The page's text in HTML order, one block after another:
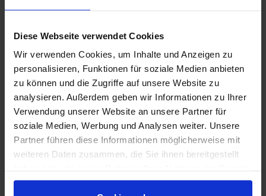
Diese Webseite verwendet Cookies
Wir verwenden Cookies, um Inhalte und Anzeigen zu
personalisieren, Funktionen für soziale Medien anbieten
zu können und die Zugriffe auf unsere Website zu
analysieren. Außerdem geben wir Informationen zu Ihrer
Verwendung unserer Website an unsere Partner für
soziale Medien, Werbung und Analysen weiter. Unsere
Partner führen diese Informationen möglicherweise mit
weiteren Daten zusammen, die Sie ihnen bereitgestellt
gesammelt haben.
Square
SNS1D3TSOB
Wand-
Ablagesystem-
Square
TSOB -
bronze
SNS1D3TSSG
Wand-
Ablagesystem-
Square
TSSG -
steingrau